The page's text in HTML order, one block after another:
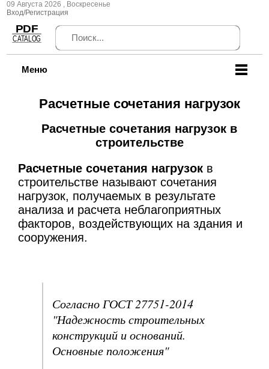
09 Августа 2026 , Воскресенье
Вход/Регистрация
Меню
Расчетные сочетания нагрузок
Расчетные сочетания нагрузок в
строительстве
Расчетные сочетания нагрузокв
строительстве называют сочетания
нагрузок, получаемых в результате
анализа и расчета неблагоприятных
факторов, воздействующих на здания и
сооружения.
Согласно ГОСТ 27751-2014
"Надежность строительных
конструкций и оснований.
Основные положения"